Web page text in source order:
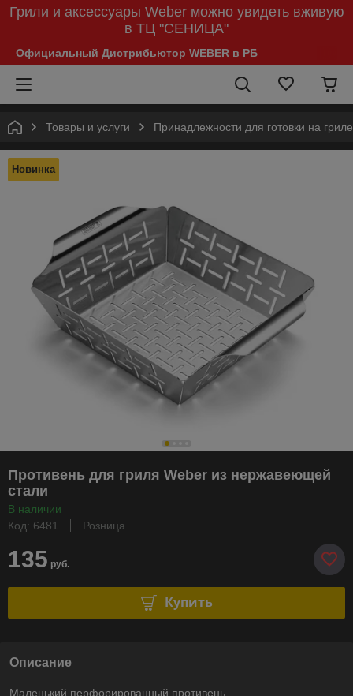
Грили и аксессуары Weber можно увидеть вживую
в ТЦ "СЕНИЦА"
Официальный Дистрибьютор WEBER в РБ
Товары и услуги Принадлежности для готовки на гриле
Новинка
Противень для гриля Weber из нержавеющей
стали
В наличии
Код: 6481
Розница
135 руб.
Купить
Описание
Маленький перфорированный противень